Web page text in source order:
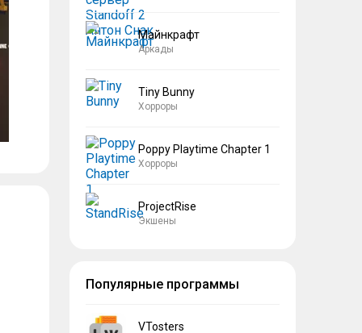
Майнкрафт
Аркады
Tiny Bunny
Хорроры
Poppy Playtime Chapter 1
Хорроры
ProjectRise
Экшены
Популярные программы
VTosters